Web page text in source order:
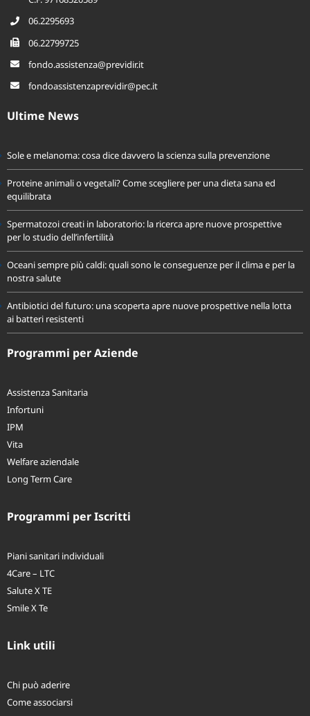
Sole e melanoma: cosa dice davvero la scienza sulla prevenzione
Proteine animali o vegetali? Come scegliere per una dieta sana ed
equilibrata
Spermatozoi creati in laboratorio: la ricerca apre nuove prospettive
per lo studio dell’infertilità
Oceani sempre più caldi: quali sono le conseguenze per il clima e per la
nostra salute
Antibiotici del futuro: una scoperta apre nuove prospettive nella lotta
ai batteri resistenti
Assistenza Sanitaria
Infortuni
IPM
Vita
Welfare aziendale
Piani sanitari individuali
4Care – LTC
Salute X TE
Chi può aderire